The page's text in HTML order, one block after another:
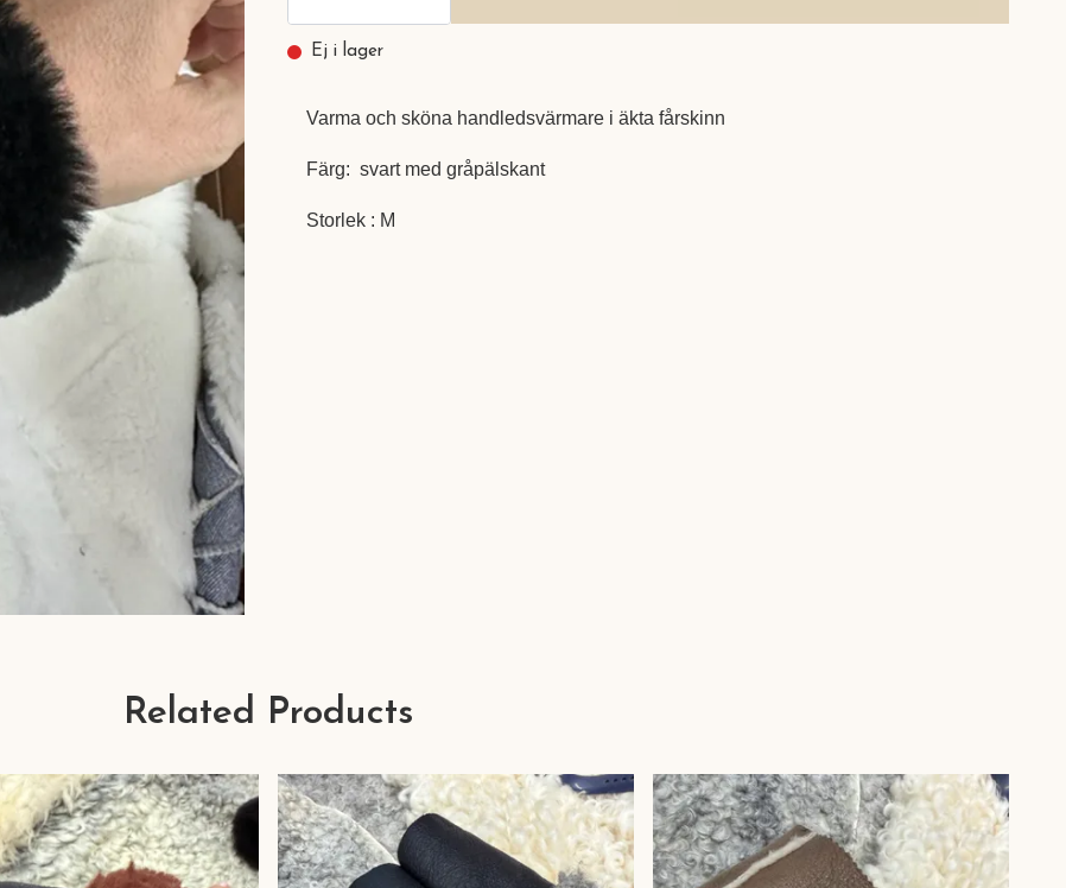
Ej i lager
Varma och sköna handledsvärmare i äkta fårskinn
Färg: svart med gråpälskant
Storlek : M
Related Products